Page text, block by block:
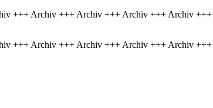
+++ Archiv +++ Archiv +++ Archiv +++ Archiv
+++ Archiv +++ Archiv +++ Archiv +++ Archiv